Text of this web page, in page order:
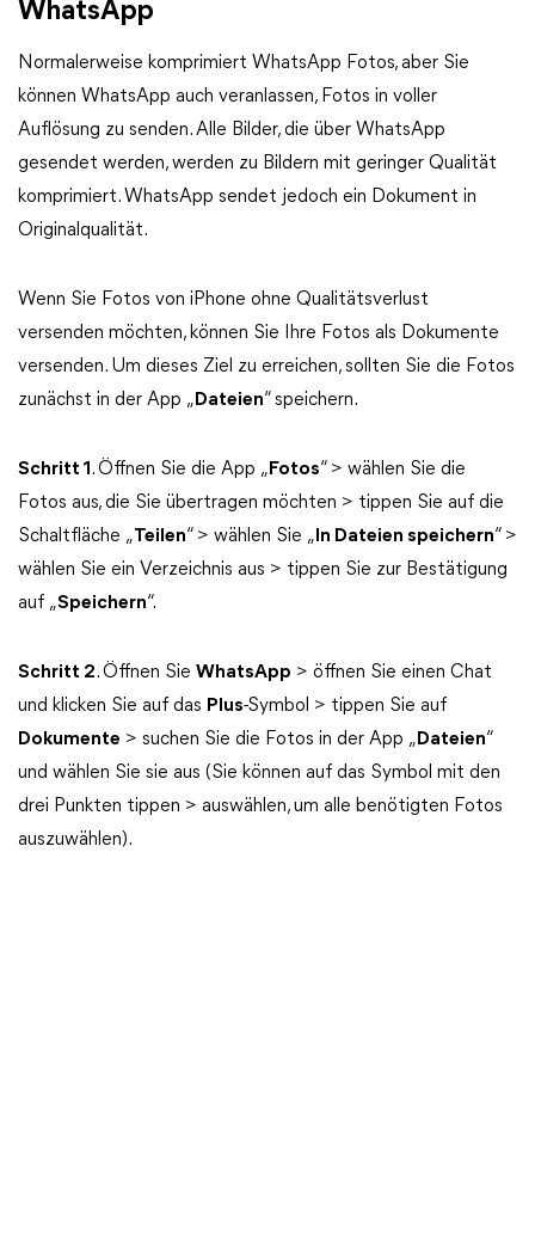
WhatsApp
Normalerweise komprimiert WhatsApp Fotos, aber Sie
können WhatsApp auch veranlassen, Fotos in voller
Auflösung zu senden. Alle Bilder, die über WhatsApp
gesendet werden, werden zu Bildern mit geringer Qualität
komprimiert. WhatsApp sendet jedoch ein Dokument in
Originalqualität.
Wenn Sie Fotos von iPhone ohne Qualitätsverlust
versenden möchten, können Sie Ihre Fotos als Dokumente
versenden. Um dieses Ziel zu erreichen, sollten Sie die Fotos
zunächst in der App „ Dateien“ speichern.
Schritt 1 . Öffnen Sie die App „ Fotos“ > wählen Sie die
Fotos aus, die Sie übertragen möchten > tippen Sie auf die
Schaltfläche „Teilen“ > wählen Sie „ In Dateien speichern“ >
wählen Sie ein Verzeichnis aus > tippen Sie zur Bestätigung
auf „Speichern“.
Schritt 2. Öffnen Sie WhatsApp > öffnen Sie einen Chat
und klicken Sie auf das Plus-Symbol > tippen Sie auf
Dokumente > suchen Sie die Fotos in der App „ Dateien“
und wählen Sie sie aus (Sie können auf das Symbol mit den
drei Punkten tippen > auswählen, um alle benötigten Fotos
auszuwählen).